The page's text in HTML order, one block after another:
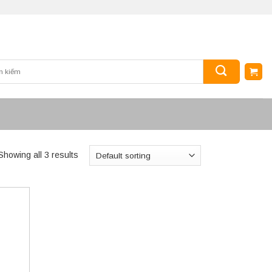
all 3 results